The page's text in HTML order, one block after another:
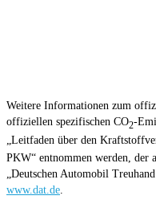
Weitere Informationen zum
offiziellen spezifischen CO2-
„Leitfaden über den
PKW“ entnommen werden, der
„Deutschen Automobil
www.dat.de.